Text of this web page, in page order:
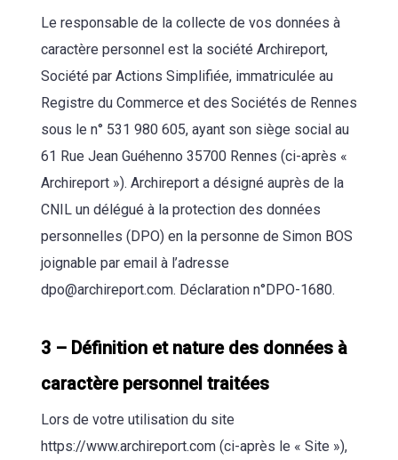
Le responsable de la collecte de vos données à
caractère personnel est la société Archireport,
Société par Actions Simplifiée, immatriculée au
Registre du Commerce et des Sociétés de Rennes
sous le n° 531 980 605, ayant son siège social au
61 Rue Jean Guéhenno 35700 Rennes (ci-après «
Archireport »). Archireport a désigné auprès de la
CNIL un délégué à la protection des données
personnelles (DPO) en la personne de Simon BOS
joignable par email à l’adresse
dpo@archireport.com. Déclaration n°DPO-1680.
3 – Définition et nature des données à
caractère personnel traitées
Lors de votre utilisation du site
https://www.archireport.com (ci-après le « Site »),